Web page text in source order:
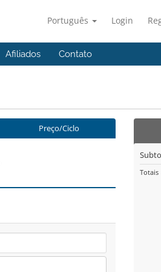
Português Login
Afiliados Contato
Preço/Ciclo
Totais